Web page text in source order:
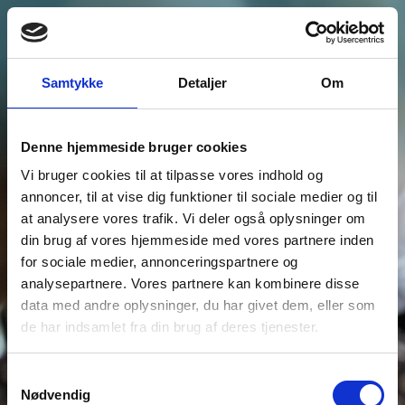
Samtykke Detaljer Om
Denne hjemmeside bruger cookies
Vi bruger cookies til at tilpasse vores indhold og
annoncer, til at vise dig funktioner til sociale medier og til
at analysere vores trafik. Vi deler også oplysninger om
din brug af vores hjemmeside med vores partnere inden
for sociale medier, annonceringspartnere og
analysepartnere. Vores partnere kan kombinere disse
data med andre oplysninger, du har givet dem, eller som
de har indsamlet fra din brug af deres tjenester.
Nødvendig
Få styr på
billetterne til dit
næste
arrangement